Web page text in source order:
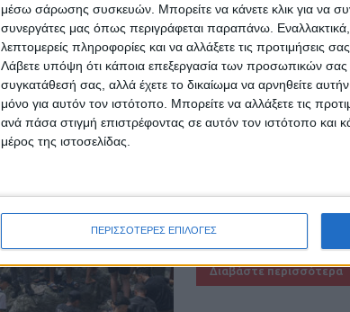
μέσω σάρωσης συσκευών. Μπορείτε να κάνετε κλικ για να
συνεργάτες μας όπως περιγράφεται παραπάνω.
λεπτομερείς πληροφορίες και να αλλάξετε τις προτιμήσεις
Λάβετε υπόψη ότι κάποια επεξεργασία των προσωπικών σας
συγκατάθεσή σας, αλλά έχετε το δικαίωμα να αρνηθείτε
μόνο για αυτόν τον ιστότοπο. Μπορείτε να αλλάξετε τις
ανά πάσα στιγμή επιστρέφοντας σε αυτόν τον ιστότοπο
μέρος της ιστοσελίδας.
ΠΕΡΙΣΣΟΤΕΡΕΣ ΕΠΙΛΟΓΕΣ
3 Αυγούστου 2026, 10:01 πμ
Στην
ευθύνη το
εισβολή στη
ανακοίνωση
διελεύσεις προς τους
της Μελίλια...
Διαβάστε περισσότερα